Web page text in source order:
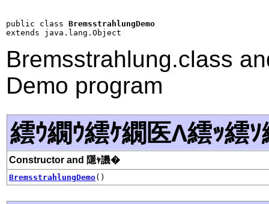
public class BremsstrahlungDemo
extends java.lang.Object
Bremsstrahlung.class
Demo program
繧ｳ繝ｳ繧ｹ繝医Λ繧ｯ繧
Constructor and 隱ｬ譏�
BremsstrahlungDemo()